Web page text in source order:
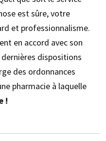
est sûre, votre
et professionnalisme.
en accord avec son
dispositions
des ordonnances
pharmacie à laquelle
!